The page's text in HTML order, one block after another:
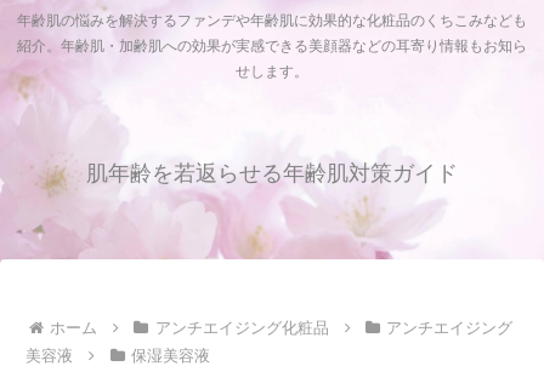
年齢肌の悩みを解決するファンデや年齢肌に効果的な化粧品のくちこみなども
紹介。年齢肌・加齢肌への効果が実感できる美顔器などの耳寄り情報もお知ら
せします。
肌年齢を若返らせる年齢肌対策ガイド
ホーム アンチエイジング化粧品
アンチエイジング
美容液
保湿美容液